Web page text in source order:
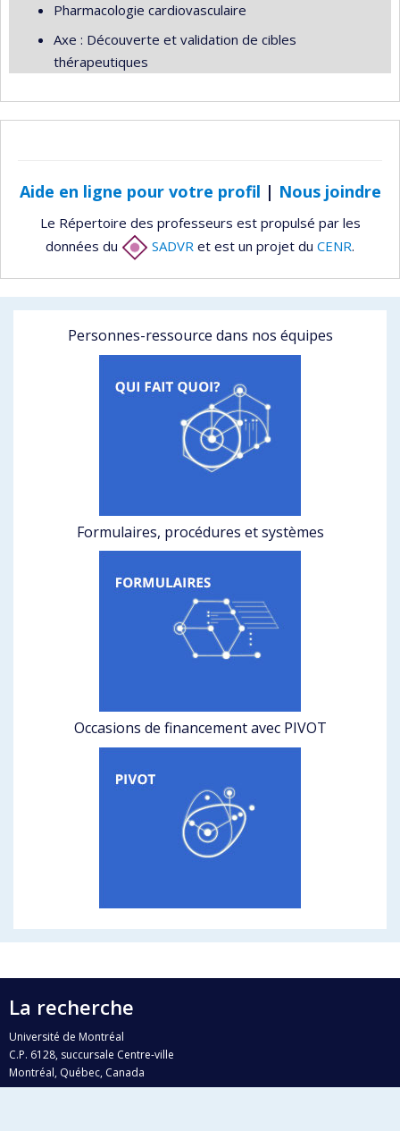
Pharmacologie cardiovasculaire
Axe : Découverte et validation de cibles
thérapeutiques
Aide en ligne pour votre profil | Nous joindre
Le Répertoire des professeurs est propulsé par les
données du
SADVR et est un projet du CENR.
Personnes-ressource dans nos équipes
Formulaires, procédures et systèmes
Occasions de financement avec PIVOT
La recherche
Université de Montréal
C.P. 6128, succursale Centre-ville
Montréal, Québec, Canada
H3C 3J7